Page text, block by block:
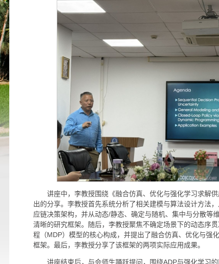
讲座中，李教授围绕《融合仿真、优化与强化学习求解
出的分享。李教授首先系统分析了相关建模与算法设计方法
应链决策架构，并从动态/静态、确定与随机、集中与分散等
清晰的研究框架。随后，李教授聚焦不确定场景下的动态序
程（MDP）模型的核心构成，并提出了融合仿真、优化与强
框架。最后，李教授分享了该框架的两项实际应用成果。
讲座结束后，与会师生踊跃提问，围绕ADP与强化学习